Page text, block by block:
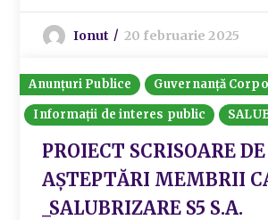
Ionut 20 februarie 2025
Anunțuri Publice
Guvernanță
Informații de interes public
PROIECT SCRISOARE DE
AȘTEPTĂRI MEMBRII
_SALUBRIZARE S5 S.A.